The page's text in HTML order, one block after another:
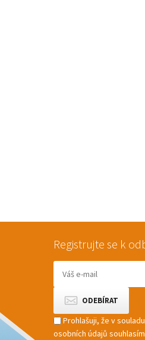
Registrujte se k
Prohlašuji, že v
osobních údajů